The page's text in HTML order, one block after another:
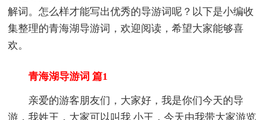
解词。怎么样才能写出优秀的导游词呢？以下是小编收
集整理的青海湖导游词，欢迎阅读，希望大家能够喜
欢。
青海湖导游词 篇1
亲爱的游客朋友们，大家好，我是你们今天的导
游，我姓王，大家可以叫我 小王，今天由我带大家游览